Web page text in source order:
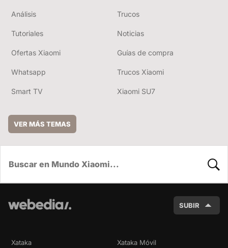
Análisis Trucos
Tutoriales Noticias
Ofertas Xiaomi Guías de compra
Whatsapp Trucos Xiaomi
Smart TV Xiaomi SU7
VER MÁS TEMAS
SUBIR
Xataka Xataka Móvil